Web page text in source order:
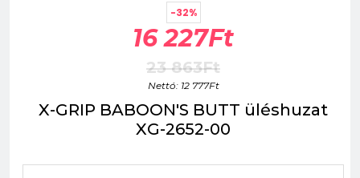
-32%
16 227Ft
23 863Ft
Nettó: 12 777Ft
X-GRIP BABOON'S BUTT üléshuzat
XG-2652-00